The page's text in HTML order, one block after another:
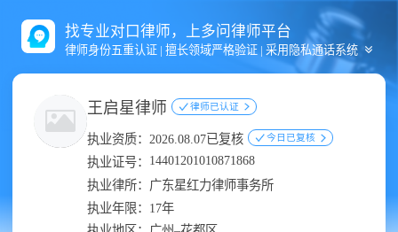
找专业对口律师，上多问律师平台
律师身份五重认证 | 擅长领域严格验证 | 采用隐私通话系统
王启星律师 律师已认证
执业资质： 2026.08.07已复核 今日已复核
执业证号： 14401201010871868
执业律所： 广东星红力律师事务所
执业年限： 17年